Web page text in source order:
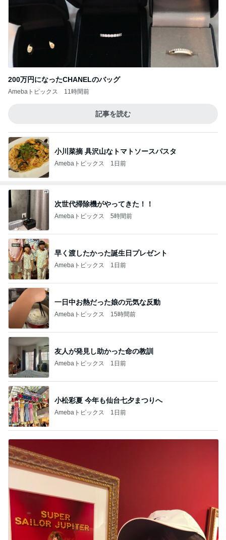
200万円になったCHANELのバッグ
Amebaトピックス 11時間前
記事を読む
小川菜摘 具沢山なトマトソースパスタ
Amebaトピックス 1日前
次世代掃除機がやってきた！！
Amebaトピックス 5時間前
早く渡したかった誕生日プレゼント
Amebaトピックス 1日前
一日中お熱だった娘の元気な反動
Amebaトピックス 15時間前
友人が発見し助かった命の教訓
Amebaトピックス 1日前
小松彩夏 今年も仙台七夕まつりへ
Amebaトピックス 1日前